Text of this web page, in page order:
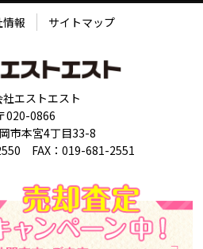
情報 サイトマップ
エストエスト
020-0866
市本宮4丁目33-8
FAX：019-681-2551